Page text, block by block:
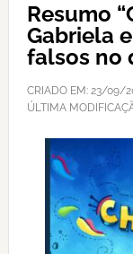
Resumo
Gabriela
falsos no
CRIADO EM: 23/09/
ÚLTIMA